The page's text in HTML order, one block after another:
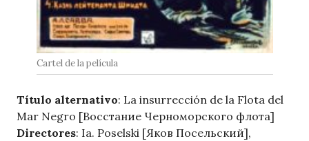
Cartel de la película
Título alternativo: La insurrección de la Flota del
Mar Negro [Восстание Черноморского флота]
Directores: Ia. Poselski [Яков Посельский],